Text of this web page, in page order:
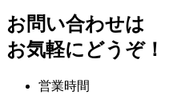
お問い合わせは
お気軽にどうぞ！
営業時間